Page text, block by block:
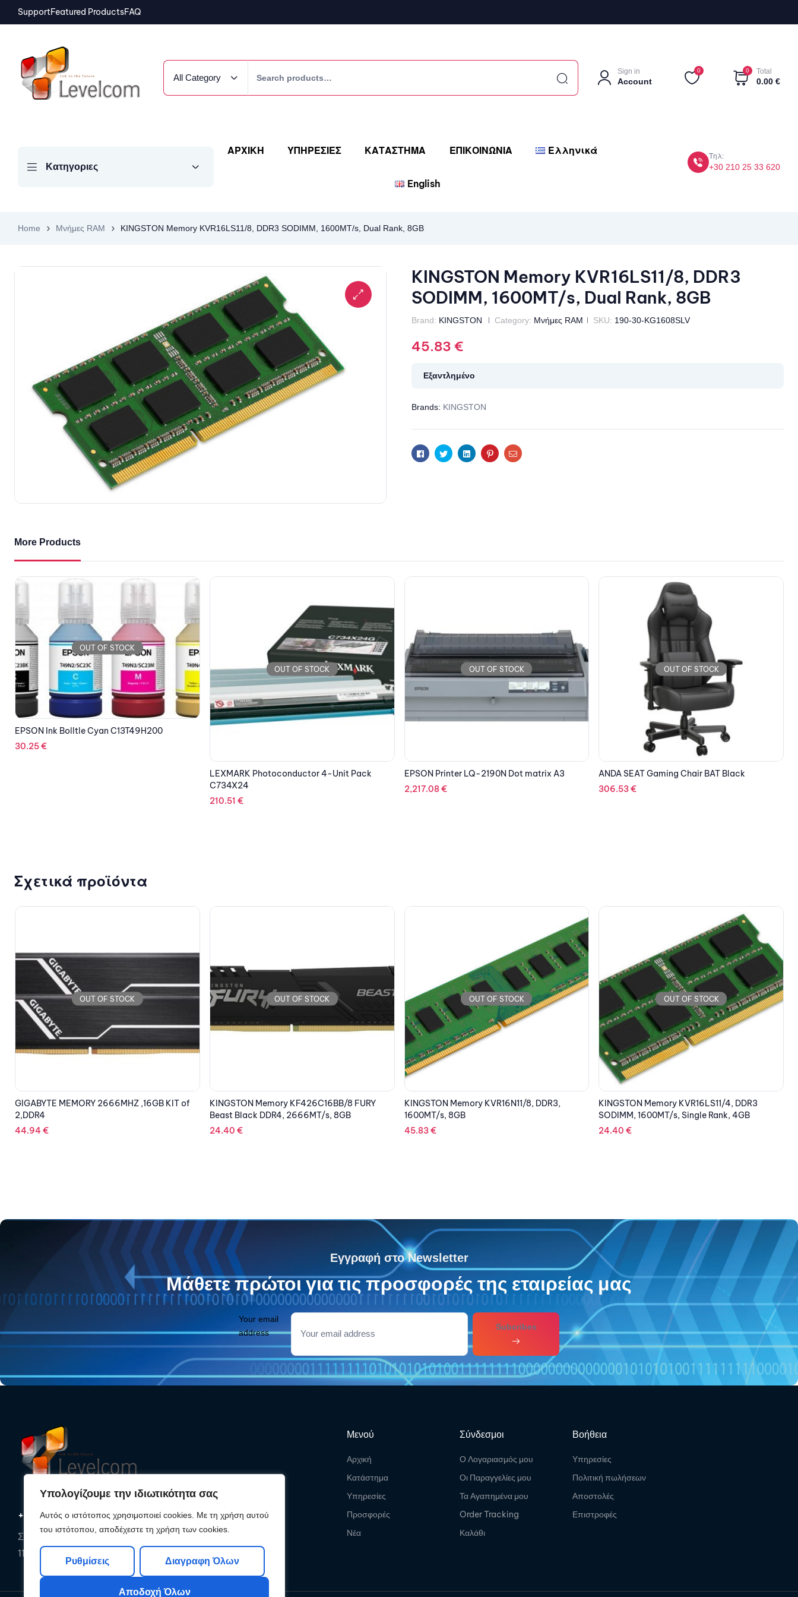
Υπολογίζουμε την ιδιωτικότητα σας
Αυτός ο ιστότοπος χρησιμοποιεί cookies. Με τη χρήση αυτού
του ιστότοπου, αποδέχεστε τη χρήση των cookies.
Ρυθμίσεις Διαγραφη Όλων
Αποδοχή Όλων
SupportFeatured ProductsFAQ
All Category
Sign in
Account
0 0 Total
0.00 €
Κατηγοριες
ΑΡΧΙΚΗ ΥΠΗΡΕΣΙΕΣ ΚΑΤΑΣΤΗΜΑ ΕΠΙΚΟΙΝΩΝΙΑ Ελληνικά
English
Τηλ:
+30 210 25 33 620
Home Μνήμες RAM KINGSTON Memory KVR16LS11/8, DDR3 SODIMM, 1600MT/s, Dual Rank, 8GB
KINGSTON Memory KVR16LS11/8, DDR3
SODIMM, 1600MT/s, Dual Rank, 8GB
Brand: KINGSTON Category: Μνήμες RAM SKU: 190-30-KG1608SLV
45.83 €
Εξαντλημένο
Brands: KINGSTON
FacebookTwitterLinkedinPinterestEmail
More Products
OUT OF STOCK OUT OF STOCK
EPSON Printer LQ-2190N Dot matrix A3
2,217.08€
OUT OF STOCK
ANDA SEAT Gaming Chair BAT Black
306.53€
OUT OF STOCK
HOLOWITS ACC3611 WALL ARM FOR DOME
CAMERA (D65)
Σχετικά προϊόντα
OUT OF STOCK
KINGSTON Memory KF426C16BB/8 FURY
Beast Black DDR4, 2666MT/s, 8GB
24.40€
OUT OF STOCK
KINGSTON Memory KVR16N11/8, DDR3,
1600MT/s, 8GB
45.83 €
OUT OF STOCK
KINGSTON Memory KVR16LS11/4, DDR3
SODIMM, 1600MT/s, Single Rank, 4GB
24.40€
OUT OF STOCK
DELL MEMORY 8GB – 1RX16 DDR4 SODIMM
3200MHz
93.45 €
Εγγραφή στο Newsletter
Μάθετε πρώτοι για τις προσφορές της εταιρείας μας
Your email
address
Subcribes
+30 210 25 33 620
Συρακουσών 85, Αθήνα,
11142, Αττική
Μενού
Αρχική
Κατάστημα
Υπηρεσίες
Προσφορές
Νέα
Σύνδεσμοι
Ο Λογαριασμός μου
Οι Παραγγελίες μου
Τα Αγαπημένα μου
Order Tracking
Καλάθι
Βοήθεια
Υπηρεσίες
Πολιτική πωλήσεων
Αποστολές
Επιστροφές